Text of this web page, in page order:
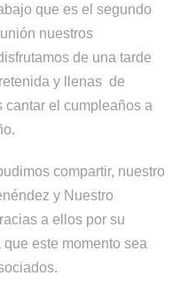
que es el segundo
nuestros
de una tarde
y llenas de
cantar el cumpleaños a
compartir, nuestro
y Nuestro
a ellos por su
este momento sea